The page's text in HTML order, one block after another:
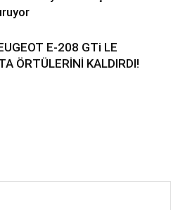
E-208 GTi LE
ÖRTÜLERİNİ KALDIRDI!